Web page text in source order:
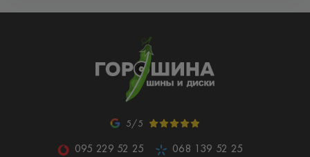
5/5
095 229 52 25
068 139 52 25